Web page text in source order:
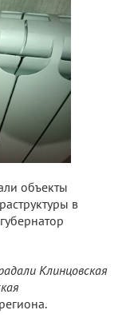
объекты
в
Клинцовская